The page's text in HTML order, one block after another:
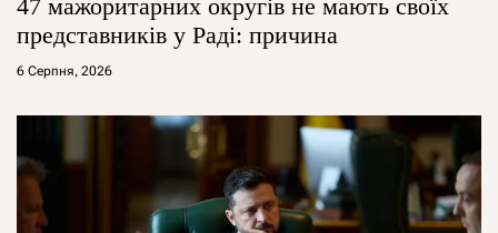
47 мажоритарних округів не мають своїх
представників у Раді: причина
6 Серпня, 2026